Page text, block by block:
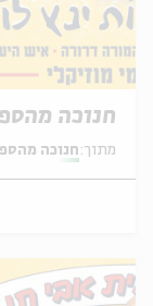
חנוכה
מתוך: חנוכה